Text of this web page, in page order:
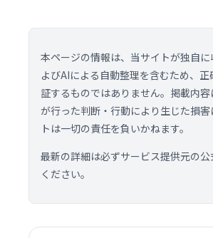
本ページの情報は、当サイトが独自
よびAIによる自動整理を含むため、
証するものではありません。掲載内
が行った判断・行動により生じた損害
トは一切の責任を負いかねます。
最新の詳細は必ずサービス提供元の
ください。